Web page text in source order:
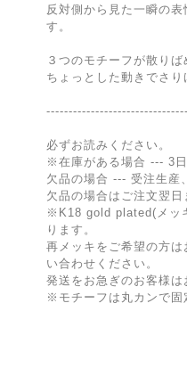
反対側から見た一瞬の
す。
３つのモチーフが散りば
ちょっとした動きでさり
必ずお読みください。
※在庫がある場合 --- 3
欠品の場合 --- 受注生産
欠品の場合はご注文翌日
※K18 gold plated(メッ
ります。
再メッキをご希望の方
い合わせください。
発送をお急ぎのお客様は
※モチーフは丸カンで固